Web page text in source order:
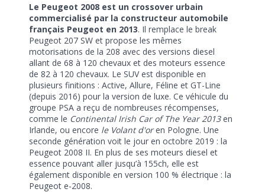
Le Peugeot 2008 est un crossover urbain
commercialisé par la constructeur automobile
français Peugeot en 2013. Il remplace le break
Peugeot 207 SW et propose les mêmes
motorisations de la 208 avec des versions diesel
allant de 68 à 120 chevaux et des moteurs essence
de 82 à 120 chevaux. Le SUV est disponible en
plusieurs finitions : Active, Allure, Féline et GT-Line
(depuis 2016) pour la version de luxe. Ce véhicule du
groupe PSA a reçu de nombreuses récompenses,
comme le Continental Irish Car of The Year 2013en
Irlande, ou encore le Volant d'oren Pologne. Une
seconde génération voit le jour en octobre 2019 : la
Peugeot 2008 II. En plus de ses moteurs diesel et
essence pouvant aller jusqu’à 155ch, elle est
également disponible en version 100 % électrique : la
Peugeot e-2008.